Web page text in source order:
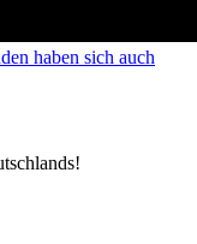
haben sich auch